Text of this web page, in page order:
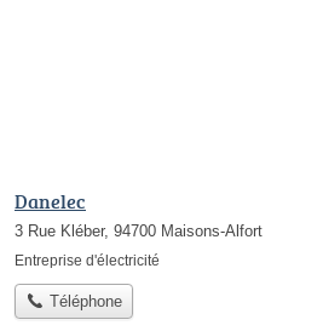
Danelec
3 Rue Kléber, 94700 Maisons-Alfort
Entreprise d'électricité
Téléphone